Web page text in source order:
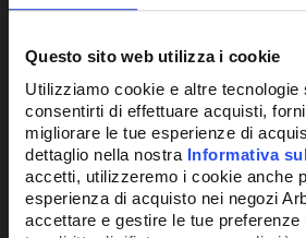
Questo sito web utilizza i cookie
Utilizziamo cookie e altre
consentirti di effettuare acquisti,
migliorare le tue esperienze di
dettaglio nella nostra Informativa
accetti, utilizzeremo i cookie anche
esperienza di acquisto nei negozi
accettare e gestire le tue
Potrebbe anche